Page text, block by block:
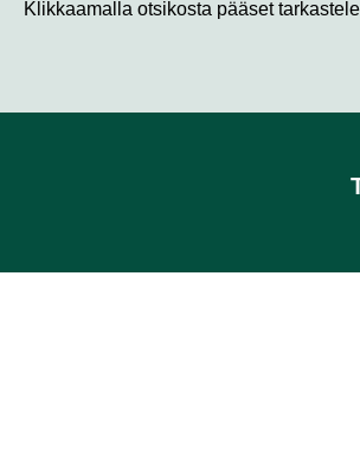
Klikkaamalla otsikosta pääset